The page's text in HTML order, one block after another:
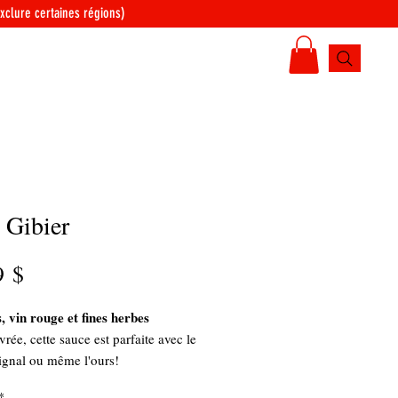
certaines régions)
Gibier
$
vin rouge et fines herbes
cette sauce est parfaite avec le
ou même l'ours!